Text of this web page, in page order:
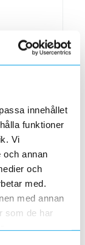
innehållet
funktioner
Vi
och annan
och
med.
med annan
som de har
produkter
inom